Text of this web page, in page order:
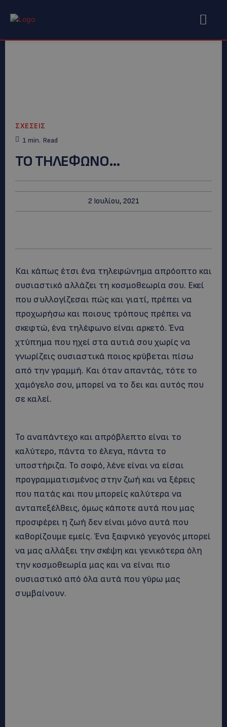
ΣΧΕΣΕΙΣ
1 min. Read
ΤΟ ΤΗΛΕΦΩΝΟ…
2 Ιουλίου, 2021
Και κάπως έτσι ένα τηλεφώνημα απρόοπτο και
ουσιαστικό αλλάζει τη κοσμοθεωρία σου. Εκεί
που συλλογίζεσαι πώς και γιατί, πρέπει να
προχωρήσω και ποιους τρόπους πρέπει να
σκεφτώ, ένα τηλέφωνο είναι αρκετό. Ένα
χτύπημα που ηχεί στα αυτιά σου χωρίς να
γνωρίζεις ουσιαστικά ποιος κρύβεται πίσω
από την γραμμή. Και όταν απαντάς, τότε το
χαμόγελο σου, μπορεί να το δει και αυτός που
σε καλεί.
Το αναπάντεχο και απρόβλεπτο είναι το
καλύτερο, πάντα το έλεγα, πάντα το
υποστήριζα. Το σοφό, λένε είναι να είσαι
προγραμματισμένος στην ζωή και να ξέρεις
που πατάς και που μπορείς καλύτερα να
ανταπεξέλθεις, όμως κάποτε αυτά που μας
προσφέρει η ζωή δεν είναι μόνο αυτά που
καθορίζουμε εμείς. Ένα ξαφνικό γεγονός μπορεί
να μας αλλάξει την σκέψη και γενικότερα όλη
την κοσμοθεωρία μας και να είναι πιο
ουσιαστικό από όλα αυτά που γύρω μας
συμβαίνουν.